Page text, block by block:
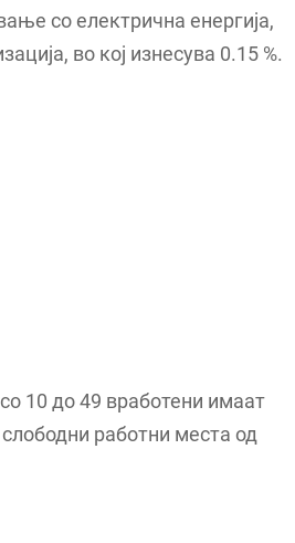
со електрична енергија,
во кој изнесува 0.15 %.
10 до 49 вработени имаат
работни места од